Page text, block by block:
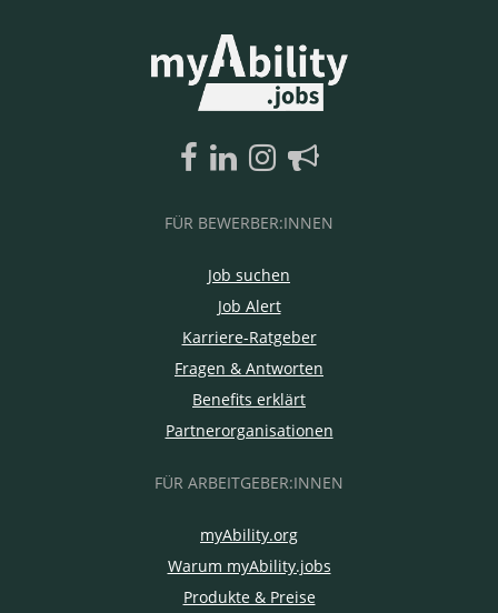
FÜR BEWERBER:INNEN
Job suchen
Job Alert
Karriere-Ratgeber
Fragen & Antworten
Benefits erklärt
Partnerorganisationen
FÜR ARBEITGEBER:INNEN
myAbility.org
Warum myAbility.jobs
Produkte & Preise